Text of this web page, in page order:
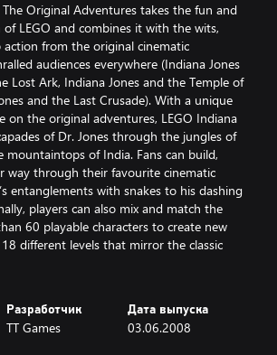
The Original Adventures takes the fun and
LEGO and combines it with the wits,
from the original cinematic
audiences everywhere (Indiana Jones
Lost Ark, Indiana Jones and the Temple of
and the Last Crusade). With a unique
on the original adventures, LEGO Indiana
of Dr. Jones through the jungles of
mountaintops of India. Fans can build,
way through their favourite cinematic
entanglements with snakes to his dashing
players can also mix and match the
60 playable characters to create new
different levels that mirror the classic
Разработчик
TT Games
Дата выпуска
03.06.2008